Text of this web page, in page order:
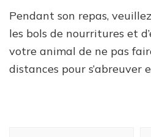
Pendant son repas,
les bols de nourritures et
votre animal de ne pas
distances pour s’abreuver